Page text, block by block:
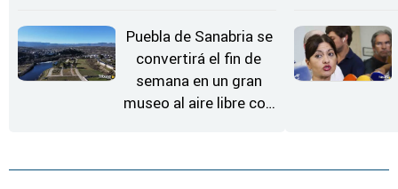
Puebla de Sanabria se
convertirá el fin de
semana en un gran
museo al aire libre con